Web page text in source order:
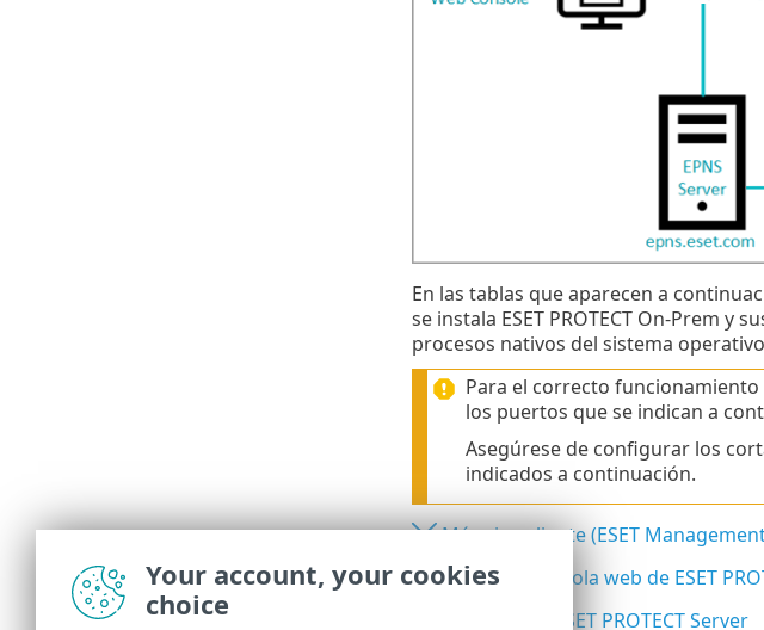
En las tablas que aparecen a
se instala ESET PROTECT On-Prem
procesos nativos del sistema
Para el correcto funcionamiento
los puertos que se indican a
Asegúrese de configurar los
indicados a continuación.
Máquina cliente (ESET
Máquina Consola web de ESET
Máquina de ESET PROTECT Server
Your account, your cookies
choice